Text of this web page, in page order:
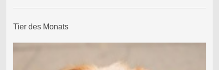
Tier des Monats